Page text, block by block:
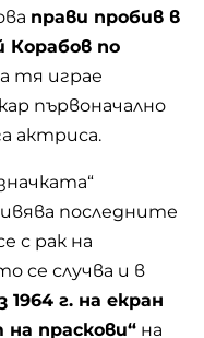
прави пробив в
Корабов по
тя играе
първоначално
актриса.
последните
с рак на
се случва и в
1964 г. на екран
праскови“ на